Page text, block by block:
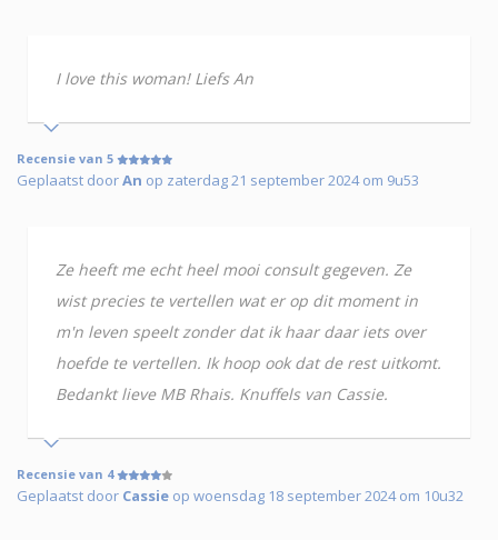
I love this woman! Liefs An
Recensie van 5
Geplaatst doorAn op zaterdag 21 september 2024 om 9u53
Ze heeft me echt heel mooi consult gegeven. Ze
wist precies te vertellen wat er op dit moment in
m'n leven speelt zonder dat ik haar daar iets over
hoefde te vertellen. Ik hoop ook dat de rest uitkomt.
Bedankt lieve MB Rhais. Knuffels van Cassie.
Recensie van 4
Geplaatst door Cassie op woensdag 18 september 2024 om 10u32